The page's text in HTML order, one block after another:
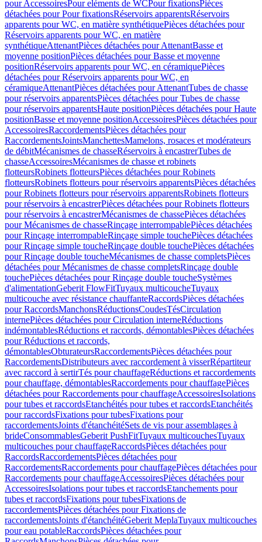
pour AccessoiresPour eléments de WCPour fixationsPièces
détachées pour Pour fixationsRéservoirs apparentsRéservoirs
apparents pour WC, en matière synthétiquePièces détachées pour
Réservoirs apparents pour WC, en matière
synthétiqueAttenantPièces détachées pour AttenantBasse et
moyenne positionPièces détachées pour Basse et moyenne
positionRéservoirs apparents pour WC, en céramiquePièces
détachées pour Réservoirs apparents pour WC, en
céramiqueAttenantPièces détachées pour AttenantTubes de chasse
pour réservoirs apparentsPièces détachées pour Tubes de chasse
pour réservoirs apparentsHaute positionPièces détachées pour Haute
positionBasse et moyenne positionAccessoiresPièces détachées pour
AccessoiresRaccordementsPièces détachées pour
RaccordementsJointsManchettesMamelons, rosaces et modérateurs
de débitMécanismes de chasseRéservoirs à encastrerTubes de
chasseAccessoiresMécanismes de chasse et robinets
flotteursRobinets flotteursPièces détachées pour Robinets
flotteursRobinets flotteurs pour réservoirs apparentsPièces détachées
pour Robinets flotteurs pour réservoirs apparentsRobinets flotteurs
pour réservoirs à encastrerPièces détachées pour Robinets flotteurs
pour réservoirs à encastrerMécanismes de chassePièces détachées
pour Mécanismes de chasseRinçage interrompablePièces détachées
pour Rinçage interrompableRinçage simple touchePièces détachées
pour Rinçage simple toucheRinçage double touchePièces détachées
pour Rinçage double toucheMécanismes de chasse completsPièces
détachées pour Mécanismes de chasse completsRinçage double
touchePièces détachées pour Rinçage double toucheSystèmes
d'alimentationGeberit FlowFitTuyaux multicoucheTuyaux
multicouche avec résistance chauffanteRaccordsPièces détachées
pour RaccordsManchonsRéductionsCoudesTésCirculation
internePièces détachées pour Circulation interneRéductions
indémontablesRéductions et raccords, démontablesPièces détachées
pour Réductions et raccords,
démontablesObturateursRaccordementsPièces détachées pour
RaccordementsDistributeurs avec raccordement à visserRépartiteur
avec raccord à sertirTés pour chauffageRéductions et raccordements
pour chauffage, démontablesRaccordements pour chauffagePièces
détachées pour Raccordements pour chauffageAccessoiresIsolations
pour tubes et raccordsEtanchéités pour tubes et raccordsEtanchéités
pour raccordsFixations pour tubesFixations pour
raccordementsJoints d'étanchéitéSets de vis pour assemblages à
brideConsommablesGeberit PushFitTuyaux multicouchesTuyaux
multicouches pour chauffageRaccordsPièces détachées pour
RaccordsRaccordementsPièces détachées pour
RaccordementsRaccordements pour chauffagePièces détachées pour
Raccordements pour chauffageAccessoiresPièces détachées pour
AccessoiresIsolations pour tubes et raccordsEtanchements pour
tubes et raccordsFixations pour tubesFixations de
raccordementsPièces détachées pour Fixations de
raccordementsJoints d'étanchéitéGeberit MeplaTuyaux multicouches
pour eau potableRaccordsPièces détachées pour